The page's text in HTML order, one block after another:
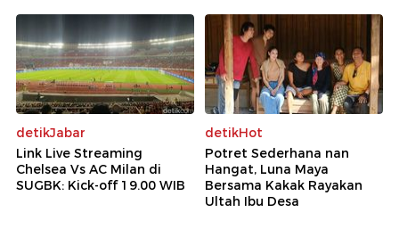
detikJabar
Link Live Streaming
Chelsea Vs AC Milan di
SUGBK: Kick-off 19.00 WIB
detikHot
Potret Sederhana nan
Hangat, Luna Maya
Bersama Kakak Rayakan
Ultah Ibu Desa